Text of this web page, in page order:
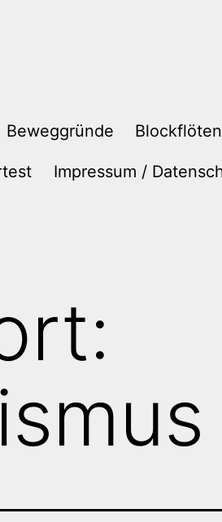
Beweggründe
Impressum /